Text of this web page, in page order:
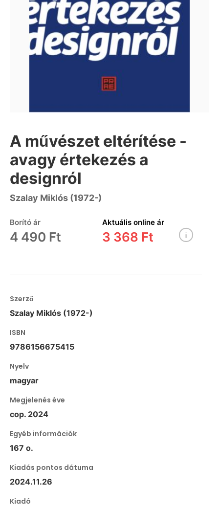
A művészet eltérítése -
avagy értekezés a
designról
Szalay Miklós (1972-)
Borító ár
4 490 Ft
Aktuális online ár
3 368 Ft
Szerző
Szalay Miklós (1972-)
ISBN
9786156675415
Nyelv
magyar
Megjelenés éve
cop. 2024
Egyéb információk
167 o.
Kiadás pontos dátuma
2024.11.26
Kiadó